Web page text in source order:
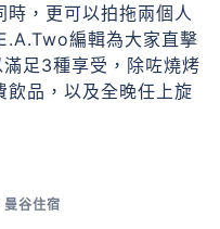
，更可以拍拖兩個人
編輯為大家直擊
足3種享受，除咗燒烤
飲品，以及全晚任上旋
曼谷住宿